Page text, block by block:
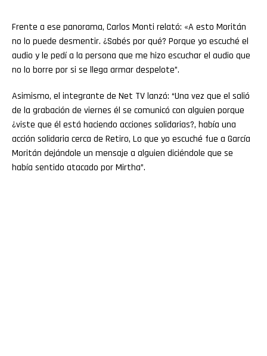
Frente a ese panorama, Carlos Monti relató: «A esto Moritán
no lo puede desmentir. ¿Sabés por qué? Porque yo escuché el
audio y le pedí a la persona que me hizo escuchar el audio que
no lo borre por si se llega armar despelote”.
Asimismo, el integrante de Net TV lanzó: “Una vez que el salió
de la grabación de viernes él se comunicó con alguien porque
¿viste que él está haciendo acciones solidarias?, había una
acción solidaria cerca de Retiro, Lo que yo escuché fue a García
Moritán dejándole un mensaje a alguien diciéndole que se
había sentido atacado por Mirtha”.